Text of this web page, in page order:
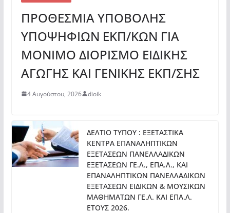
ΠΡΟΘΕΣΜΙΑ ΥΠΟΒΟΛΗΣ
ΥΠΟΨΗΦΙΩΝ ΕΚΠ/ΚΩΝ ΓΙΑ
ΜΟΝΙΜΟ ΔΙΟΡΙΣΜΟ ΕΙΔΙΚΗΣ
ΑΓΩΓΗΣ ΚΑΙ ΓΕΝΙΚΗΣ ΕΚΠ/ΣΗΣ
4 Αυγούστου, 2026 dioik
ΔΕΛΤΙΟ ΤΥΠΟΥ : ΕΞΕΤΑΣΤΙΚΑ
ΚΕΝΤΡΑ ΕΠΑΝΑΛΗΠΤΙΚΩΝ
ΕΞΕΤΑΣΕΩΝ ΠΑΝΕΛΛΑΔΙΚΩΝ
ΕΞΕΤΑΣΕΩΝ ΓΕ.Λ., ΕΠΑ.Λ., ΚΑΙ
ΕΠΑΝΑΛΗΠΤΙΚΩΝ ΠΑΝΕΛΛΑΔΙΚΩΝ
ΕΞΕΤΑΣΕΩΝ ΕΙΔΙΚΩΝ & ΜΟΥΣΙΚΩΝ
ΜΑΘΗΜΑΤΩΝ ΓΕ.Λ. ΚΑΙ ΕΠΑ.Λ.
ΕΤΟΥΣ 2026.